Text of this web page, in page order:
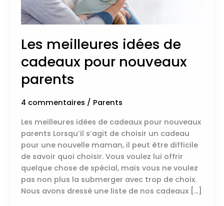
Les meilleures idées de
cadeaux pour nouveaux
parents
4 commentaires / Parents
Les meilleures idées de cadeaux pour nouveaux
parents Lorsqu’il s’agit de choisir un cadeau
pour une nouvelle maman, il peut être difficile
de savoir quoi choisir. Vous voulez lui offrir
quelque chose de spécial, mais vous ne voulez
pas non plus la submerger avec trop de choix.
Nous avons dressé une liste de nos cadeaux […]